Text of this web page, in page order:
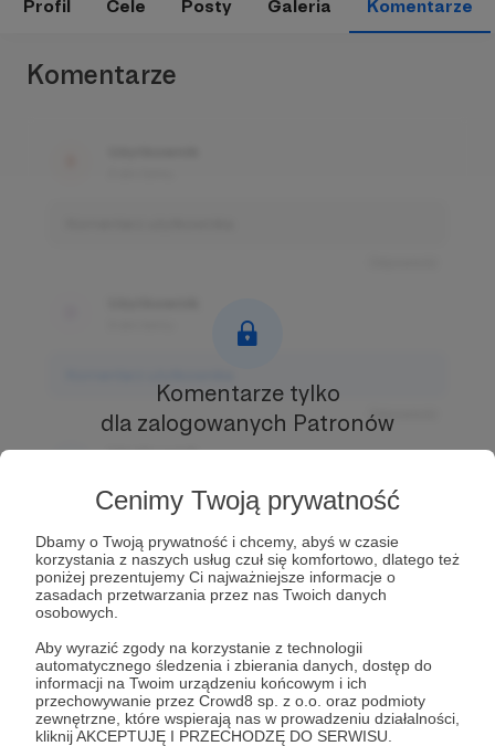
Cenimy Twoją prywatność
Dbamy o Twoją prywatność i chcemy, abyś w czasie
korzystania z naszych usług czuł się komfortowo, dlatego też
poniżej prezentujemy Ci najważniejsze informacje o
zasadach przetwarzania przez nas Twoich danych
osobowych.
Aby wyrazić zgody na korzystanie z technologii
automatycznego śledzenia i zbierania danych, dostęp do
informacji na Twoim urządzeniu końcowym i ich
przechowywanie przez Crowd8 sp. z o.o. oraz podmioty
zewnętrzne, które wspierają nas w prowadzeniu działalności,
kliknij AKCEPTUJĘ I PRZECHODZĘ DO SERWISU.
Profil Cele Posty Galeria Komentarze
Komentarze
Odpowiedz
Użytkownik
Odpowiedz
Użytkownik
Komentarz użytkownika
Odpowiedz
Komentarze tylko
dla zalogowanych Patronów
dostęp!
Zostań Patronem